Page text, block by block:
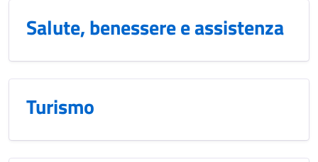
Salute, benessere e assistenza
Turismo